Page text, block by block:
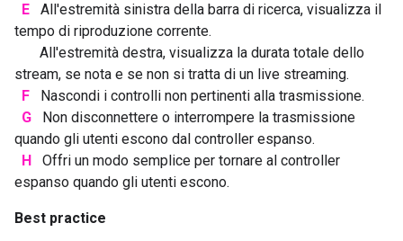
E
All'estremità sinistra della barra di ricerca, visualizza il
tempo di riproduzione corrente.
All'estremità destra, visualizza la durata totale dello
stream, se nota e se non si tratta di un live streaming.
F
Nascondi i controlli non pertinenti alla trasmissione.
G
Non disconnettere o interrompere la trasmissione
quando gli utenti escono dal controller espanso.
H
Offri un modo semplice per tornare al controller
espanso quando gli utenti escono.
Best practice